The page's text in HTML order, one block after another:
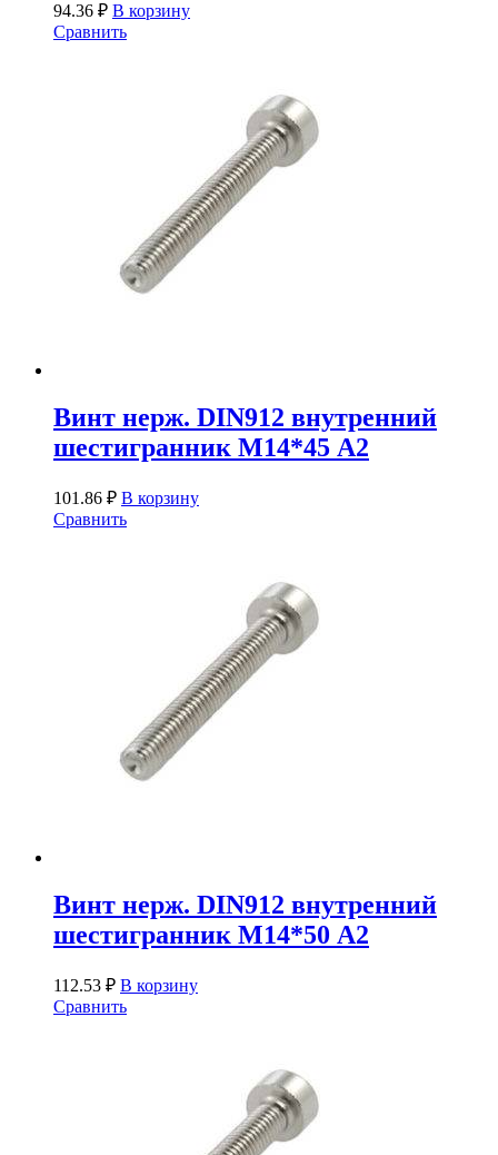
94.36 ₽ В корзину
Сравнить
Винт нерж. DIN912 внутренний
шестигранник М14*45 А2
101.86 ₽ В корзину
Сравнить
Винт нерж. DIN912 внутренний
шестигранник М14*50 А2
112.53 ₽ В корзину
Сравнить